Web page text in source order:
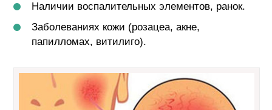
Наличии воспалительных элементов, ранок.
Заболеваниях кожи (розацеа, акне,
папилломах, витилиго).